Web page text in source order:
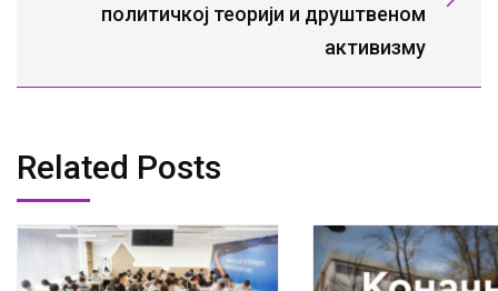
политичкој теорији и друштвеном
активизму
Related Posts